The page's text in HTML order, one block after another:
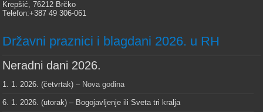
Krepšić, 76212 Brčko
Telefon:+387 49 306-061
Državni praznici i blagdani 2026. u RH
Neradni dani 2026.
1. 1. 2026. (četvrtak) – Nova godina
6. 1. 2026. (utorak) – Bogojavljenje ili Sveta tri kralja